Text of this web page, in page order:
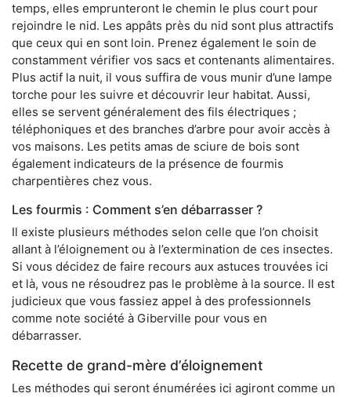
temps, elles emprunteront le chemin le plus court pour
rejoindre le nid. Les appâts près du nid sont plus attractifs
que ceux qui en sont loin. Prenez également le soin de
constamment vérifier vos sacs et contenants alimentaires.
Plus actif la nuit, il vous suffira de vous munir d’une lampe
torche pour les suivre et découvrir leur habitat. Aussi,
elles se servent généralement des fils électriques ;
téléphoniques et des branches d’arbre pour avoir accès à
vos maisons. Les petits amas de sciure de bois sont
également indicateurs de la présence de fourmis
charpentières chez vous.
Les fourmis : Comment s’en débarrasser ?
Il existe plusieurs méthodes selon celle que l’on choisit
allant à l’éloignement ou à l’extermination de ces insectes.
Si vous décidez de faire recours aux astuces trouvées ici
et là, vous ne résoudrez pas le problème à la source. Il est
judicieux que vous fassiez appel à des professionnels
comme note société à Giberville pour vous en
débarrasser.
Recette de grand-mère d’éloignement
Les méthodes qui seront énumérées ici agiront comme un